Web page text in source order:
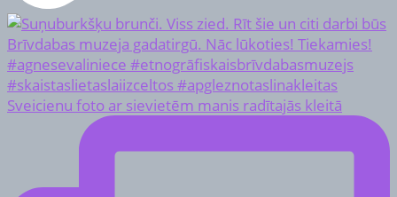
Sveicienu foto ar sievietēm manis radītajās kleitā